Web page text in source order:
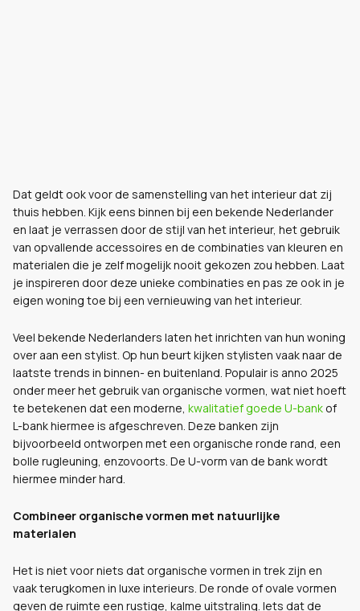
Dat geldt ook voor de samenstelling van het interieur dat zij
thuis hebben. Kijk eens binnen bij een bekende Nederlander
en laat je verrassen door de stijl van het interieur, het gebruik
van opvallende accessoires en de combinaties van kleuren en
materialen die je zelf mogelijk nooit gekozen zou hebben. Laat
je inspireren door deze unieke combinaties en pas ze ook in je
eigen woning toe bij een vernieuwing van het interieur.
Veel bekende Nederlanders laten het inrichten van hun woning
over aan een stylist. Op hun beurt kijken stylisten vaak naar de
laatste trends in binnen- en buitenland. Populair is anno 2025
onder meer het gebruik van organische vormen, wat niet hoeft
te betekenen dat een moderne, kwalitatief goede U-bank of
L-bank hiermee is afgeschreven. Deze banken zijn
bijvoorbeeld ontworpen met een organische ronde rand, een
bolle rugleuning, enzovoorts. De U-vorm van de bank wordt
hiermee minder hard.
Combineer organische vormen met natuurlijke
materialen
Het is niet voor niets dat organische vormen in trek zijn en
vaak terugkomen in luxe interieurs. De ronde of ovale vormen
geven de ruimte een rustige, kalme uitstraling. Iets dat de